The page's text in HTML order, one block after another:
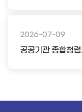
2026-07-09
공공기관 종합청